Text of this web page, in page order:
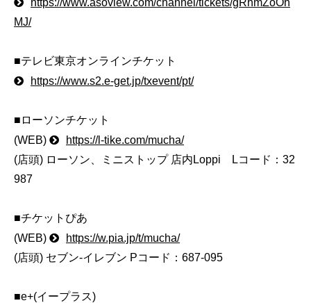
https://www.asoview.com/channel/tickets/gRhmZoOh
MJ/
■テレビ東京オンラインチケット
https://www.s2.e-get.jp/txevent/pt/
■ローソンチケット
(WEB)
https://l-tike.com/mucha/
(店頭) ローソン、ミニストップ 店内Loppi Lコード：32
987
■チケットぴあ
(WEB)
https://w.pia.jp/t/mucha/
(店頭) セブン-イレブン Pコード：687-095
■e+(イープラス)